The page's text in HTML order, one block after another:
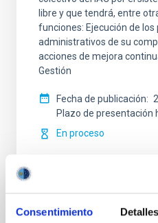
Consentimiento Detalles
libre y que tendrá, entre
funciones: Ejecución de
administrativos de su
acciones de mejora
Gestión
Fecha de publicación
Plazo de presentación
En proceso